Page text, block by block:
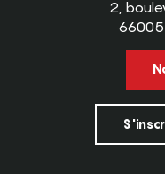
2,
66005